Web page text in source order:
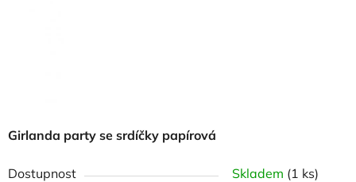
Girlanda party se srdíčky papírová
Dostupnost Skladem (1 ks)